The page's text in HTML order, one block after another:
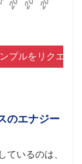
プルをリクエス
のエナジー
ているのは、